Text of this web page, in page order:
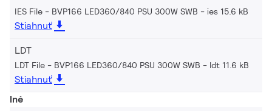
IES File - BVP166 LED360/840 PSU 300W SWB ies 15.6 kB
Stiahnuť
LDT
LDT File - BVP166 LED360/840 PSU 300W SWB ldt 11.6 kB
Stiahnuť
Iné